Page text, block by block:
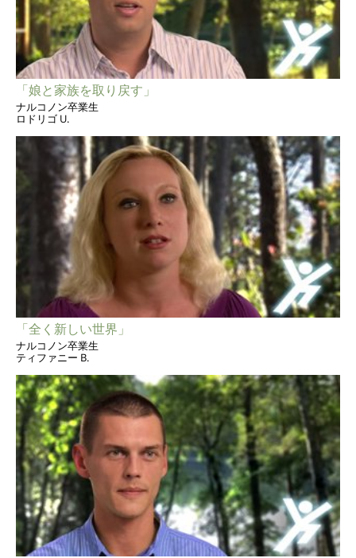
「娘と家族を取り戻す」
ナルコノン卒業生
ロドリゴ U.
「全く新しい世界」
ナルコノン卒業生
ティファニー B.